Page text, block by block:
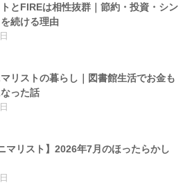
とFIREは相性抜群｜節約・投資・シン
続ける理由
リストの暮らし｜図書館生活でお金も
った話
マリスト】2026年7月のほったらかし